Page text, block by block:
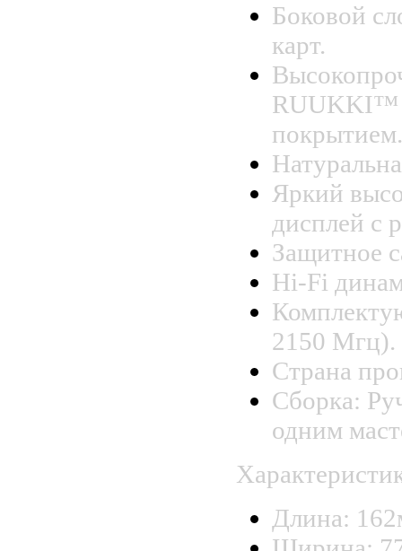
Боковой
карт.
RUUKKI™
покрытием.
Яркий
дисплей с
Защитное
Hi-Fi
2150 Мгц).
Страна
Сборка:
одним
Длина: